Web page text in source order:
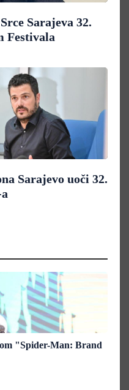
Sarajeva 32.
Festivala
Sarajevo uoči 32.
"Spider-Man: Brand